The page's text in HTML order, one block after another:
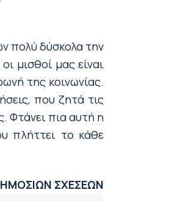
πολύ δύσκολα την
μισθοί μας είναι
της κοινωνίας.
που ζητά τις
Φτάνει πια αυτή η
πλήττει το κάθε
ΣΧΕΣΕΩΝ